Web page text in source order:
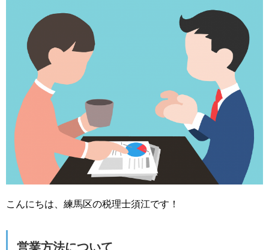
こんにちは、練馬区の税理士須江です！
営業方法について